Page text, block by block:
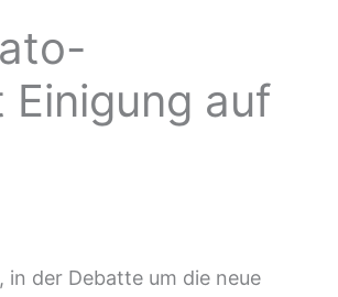
auf
der Debatte um die neue